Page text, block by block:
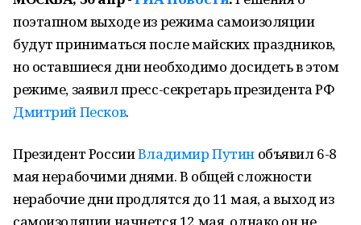
поэтапном выходе из режима самоизоляции
будут приниматься после майских праздников,
но оставшиеся дни необходимо досидеть в этом
режиме, заявил пресс-секретарь президента РФ
Дмитрий Песков.
Президент РоссииВладимир Путин объявил 6-8
мая нерабочими днями. В общей сложности
нерабочие дни продлятся до 11 мая, а выход из